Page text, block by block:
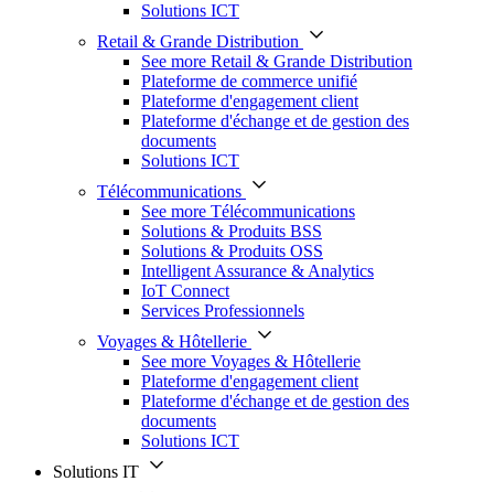
Solutions ICT
Retail & Grande Distribution
See more Retail & Grande Distribution
Plateforme de commerce unifié
Plateforme d'engagement client
Plateforme d'échange et de gestion des
documents
Solutions ICT
Télécommunications
See more Télécommunications
Solutions & Produits BSS
Solutions & Produits OSS
Intelligent Assurance & Analytics
IoT Connect
Services Professionnels
Voyages & Hôtellerie
See more Voyages & Hôtellerie
Plateforme d'engagement client
Plateforme d'échange et de gestion des
documents
Solutions ICT
Solutions IT